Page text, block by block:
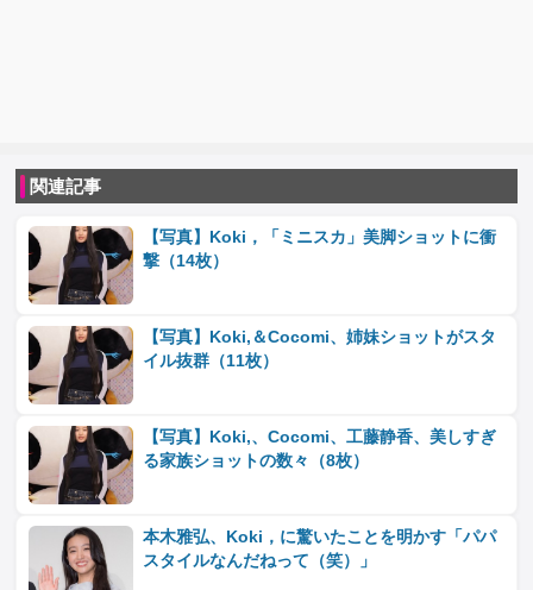
関連記事
【写真】Koki，「ミニスカ」美脚ショットに衝
撃（14枚）
【写真】Koki,＆Cocomi、姉妹ショットがスタ
イル抜群（11枚）
【写真】Koki,、Cocomi、工藤静香、美しすぎ
る家族ショットの数々（8枚）
本木雅弘、Koki，に驚いたことを明かす「パパ
スタイルなんだねって（笑）」